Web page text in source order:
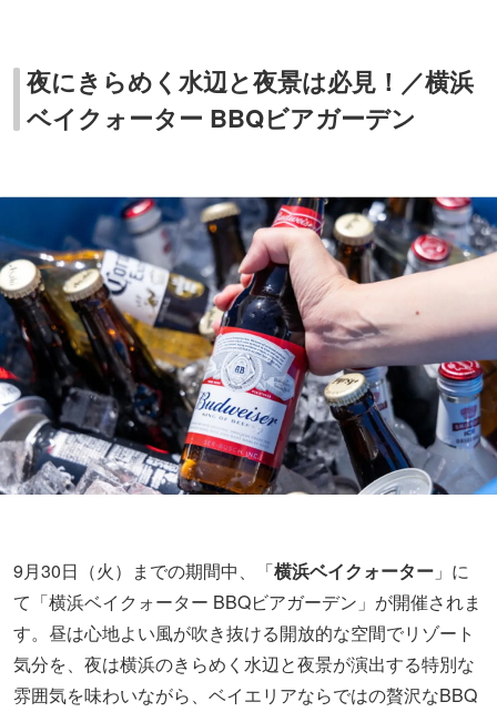
夜にきらめく水辺と夜景は必見！／横浜
ベイクォーター BBQビアガーデン
9月30日（火）までの期間中、「横浜ベイクォーター 」に
て「横浜ベイクォーター BBQビアガーデン」が開催されま
す。昼は心地よい風が吹き抜ける開放的な空間でリゾート
気分を、夜は横浜のきらめく水辺と夜景が演出する特別な
雰囲気を味わいながら、ベイエリアならではの贅沢なBBQ